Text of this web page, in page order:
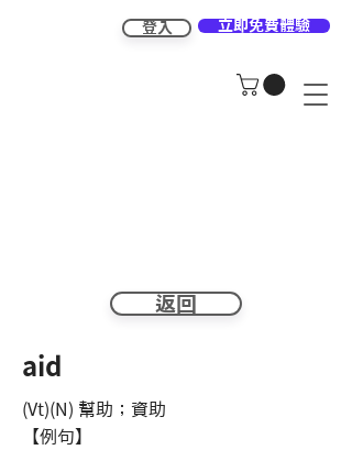
登入 立即免費體驗
返回
aid
(Vt)(N) 幫助；資助
【例句】